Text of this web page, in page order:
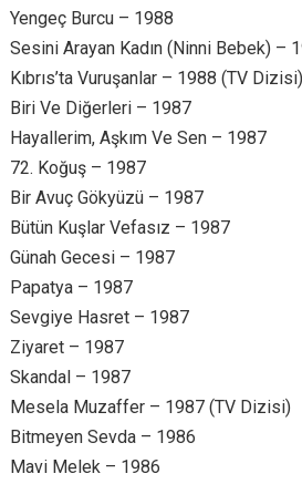
Yengeç Burcu – 1988
Sesini Arayan Kadın (Ninni Bebek) –
Kıbrıs’ta Vuruşanlar – 1988 (TV Dizisi)
Biri Ve Diğerleri – 1987
Hayallerim, Aşkım Ve Sen – 1987
72. Koğuş – 1987
Bir Avuç Gökyüzü – 1987
Bütün Kuşlar Vefasız – 1987
Günah Gecesi – 1987
Papatya – 1987
Sevgiye Hasret – 1987
Ziyaret – 1987
Skandal – 1987
Mesela Muzaffer – 1987 (TV Dizisi)
Bitmeyen Sevda – 1986
Mavi Melek – 1986